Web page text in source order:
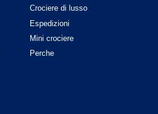
Crociere di lusso
Espedizioni
Mini crociere
Perche